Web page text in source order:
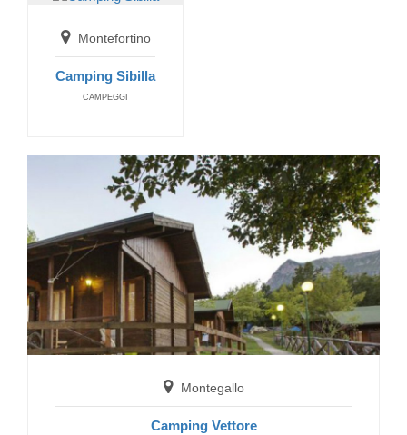
Arquata del Tronto
Rifugio Mezzi Litri
SAFE HOUSES
Montefortino
Camping Sibilla
CAMPEGGI
Montegallo
Camping Vettore